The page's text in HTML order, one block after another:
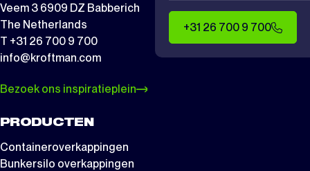
Veem 3 6909 DZ Babberich
The Netherlands
T +31 26 700 9 700
info@kroftman.com
Bezoek ons inspiratieplein
PRODUCTEN
Containeroverkappingen
Bunkersilo overkappingen
+31 26 700 9 700